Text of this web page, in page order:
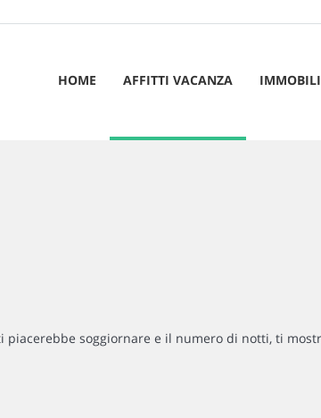
HOME AFFITTI VACANZA
piacerebbe soggiornare e il numero di notti, ti